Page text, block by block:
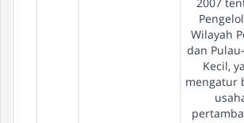
Wilayah
dan
Kecil,
mengatur